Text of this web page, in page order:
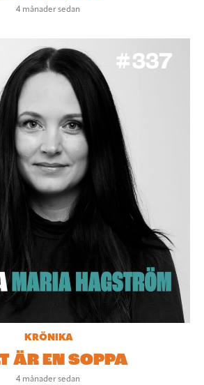
4 månader sedan
KRÖNIKA
ÄR EN SOPPA
4 månader sedan